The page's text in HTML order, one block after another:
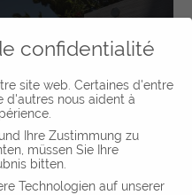
Senses Spa), Mykonos,
Greece
confidentialité
site web. Certaines d'entre
d'autres nous aident à
Ihre Zustimmung zu
müssen Sie Ihre
bitten.
Technologien auf unserer